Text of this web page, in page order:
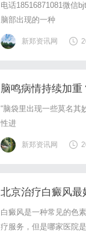
电话18516871081微信
脑部出现的一种
新郑资讯网
脑鸣病情持续加
“脑袋里出现一些莫名其
性进
新郑资讯网
北京治疗白癜风最
白癜风是一种常见的色
疗服务，但是哪家医院